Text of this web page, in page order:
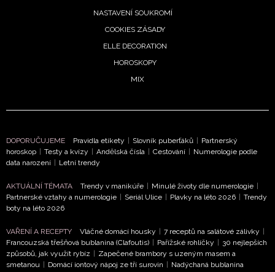
NEWSLETTER
ODESLAT
Přihlášením k newsletteru souhlasíte sObchodními
NASTAVENÍ SOUKROMÍ
COOKIES ZÁSADY
ELLE DECORATION
HOROSKOPY
MIX
DOPORUČUJEME Pravidla etikety Slovník puberťáků
Partnerský
horoskop
Testy a kvízy Andělská čísla Cestování
Numerologie podle
data narození
Letní trendy
AKTUÁLNÍ TÉMATA Trendy v manikúře Minulé životy dle numerologie
Partnerské vztahy a numerologie
Seriál Ulice Plavky na léto 2026
Trendy
boty na léto 2026
VAŘENÍ A RECEPTY Vláčné domácí housky 7 receptů na salátové zálivky
Francouzská třešňová bublanina (Clafoutis)
Pařížské rohlíčky
30 nejlepších
způsobů, jak využít rybíz
Zapečené brambory s uzeným masem a
smetanou
Domácí iontový nápoj ze tří surovin Nadýchaná bublanina